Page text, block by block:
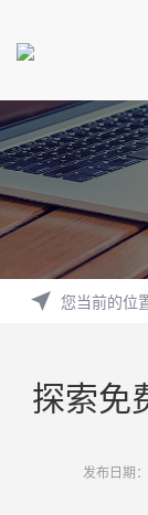
您当前的位
探索免
发布日期